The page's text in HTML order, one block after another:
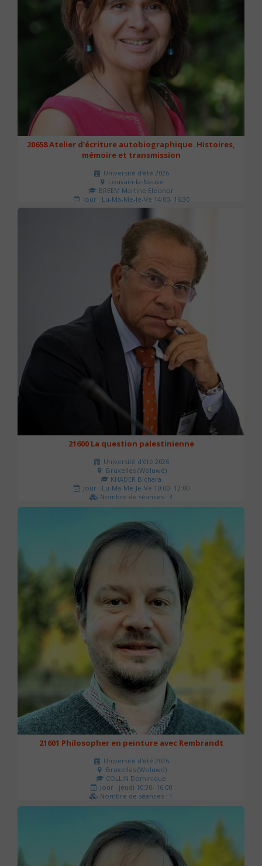
20658 Atelier d'écriture autobiographique. Histoires,
mémoire et transmission
Université d'été 2026
Louvain-la-Neuve
BREEM Martine Eleonor
Jour : Lu-Ma-Me-Je-Ve 14:00- 16:30
Nombre de séances : 3
21600 La question palestinienne
Université d'été 2026
Bruxelles (Woluwé)
KHADER Bichara
Jour : Lu-Ma-Me-Je-Ve 10:00- 12:00
Nombre de séances : 3
63 €
21601 Philosopher en peinture avec Rembrandt
Université d'été 2026
Bruxelles (Woluwé)
COLLIN Dominique
Jour : jeudi 10:30- 16:00
Nombre de séances : 1
40 €